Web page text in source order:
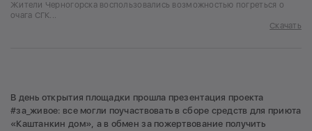
Жители Черногорска воспользовались возможностью погреться о
очага СГК...
Скачать
В день открытия площадки прошла презентация проекта
#за_живое: все могли поучаствовать в сборе средств для приюта
«Каштанкин дом», а в обмен за пожертвование получить